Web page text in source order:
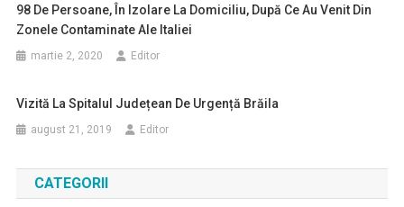
98 De Persoane, În Izolare La Domiciliu, După Ce Au Venit Din
Zonele Contaminate Ale Italiei
martie 2, 2020 Editor
Vizită La Spitalul Județean De Urgență Brăila
august 21, 2019 Editor
CATEGORII